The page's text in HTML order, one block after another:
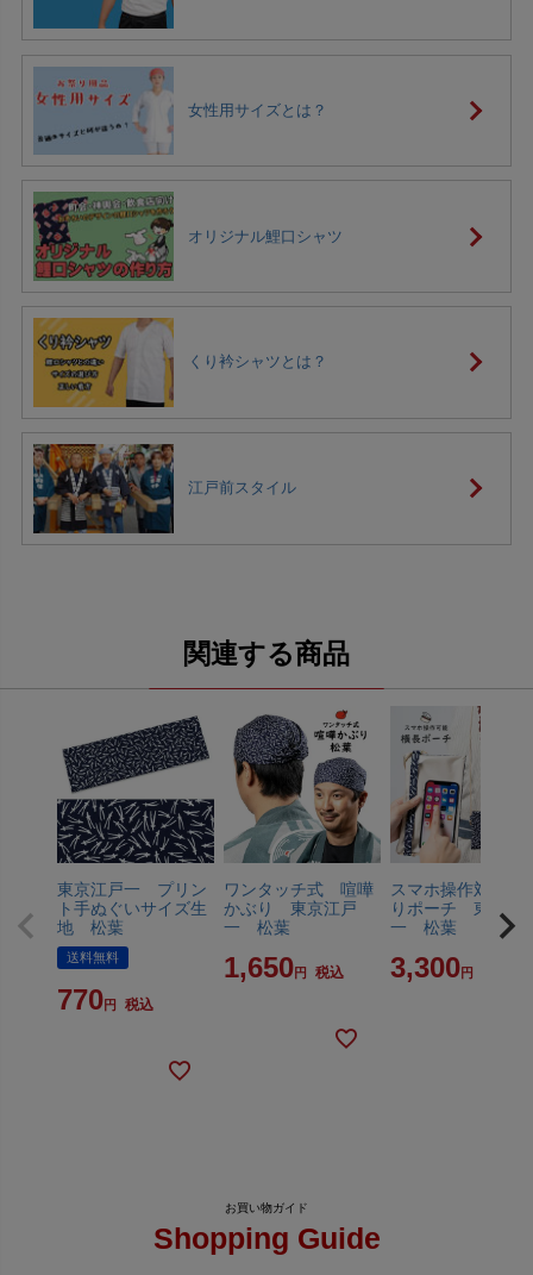
女性用サイズとは？
オリジナル鯉口シャツ
くり衿シャツとは？
江戸前スタイル
関連する商品
東京江戸一 プリン
ト手ぬぐいサイズ生
地 松葉
送料無料
770 税込
ワンタッチ式 喧嘩
かぶり 東京江戸
一 松葉
1,650 税込
スマホ操作対応お
りポーチ 東京江
一 松葉
3,300
Shopping Guide